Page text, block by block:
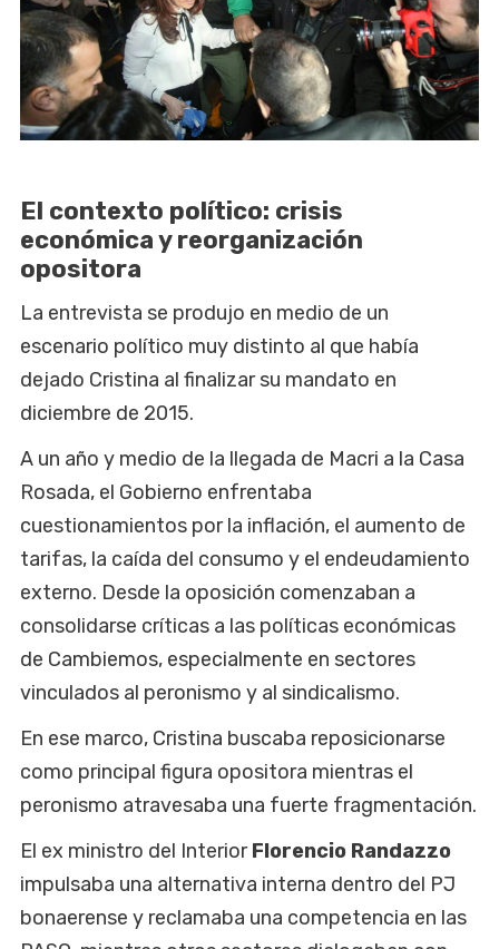
El contexto político: crisis
económica y reorganización
opositora
La entrevista se produjo en medio de un
escenario político muy distinto al que había
dejado Cristina al finalizar su mandato en
diciembre de 2015.
A un año y medio de la llegada de Macri a la Casa
Rosada, el Gobierno enfrentaba
cuestionamientos por la inflación, el aumento de
tarifas, la caída del consumo y el endeudamiento
externo. Desde la oposición comenzaban a
consolidarse críticas a las políticas económicas
de Cambiemos, especialmente en sectores
vinculados al peronismo y al sindicalismo.
En ese marco, Cristina buscaba reposicionarse
como principal figura opositora mientras el
peronismo atravesaba una fuerte fragmentación.
El ex ministro del InteriorFlorencio Randazzo
impulsaba una alternativa interna dentro del PJ
bonaerense y reclamaba una competencia en las